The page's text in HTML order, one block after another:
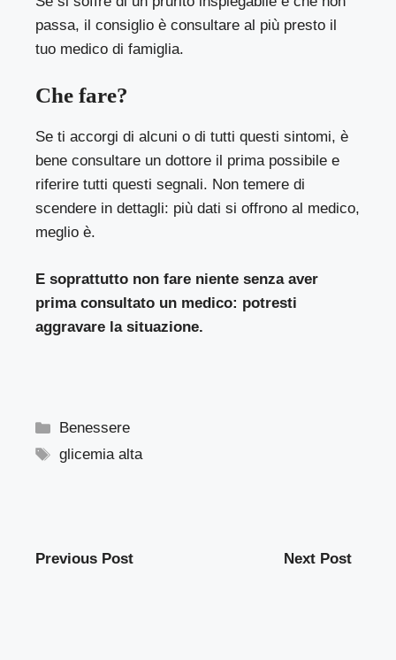
passa, il consiglio è consultare al più presto il
tuo medico di famiglia.
Che fare?
Se ti accorgi di alcuni o di tutti questi sintomi, è
bene consultare un dottore il prima possibile e
riferire tutti questi segnali. Non temere di
scendere in dettagli: più dati si offrono al medico,
meglio è.
E soprattutto non fare niente senza aver
prima consultato un medico: potresti
aggravare la situazione.
Categorie
Benessere
Tag
glicemia alta
Previous Post Next Post